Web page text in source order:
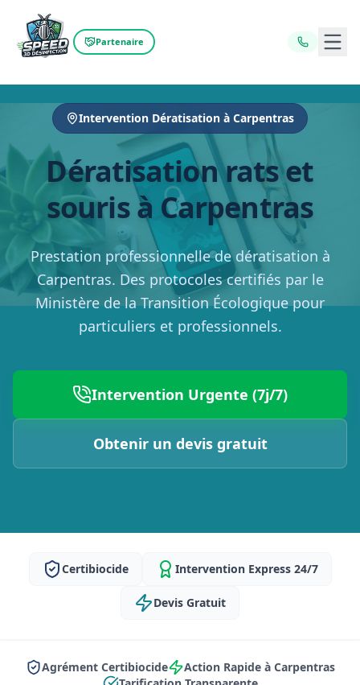
Partenaire
Intervention Dératisation à Carpentras
Dératisation rats et
souris à Carpentras
Prestation professionnelle de dératisation à
Carpentras. Des protocoles certifiés par le
Ministère de la Transition Écologique pour
particuliers et professionnels.
Intervention Urgente (7j/7)
Obtenir un devis gratuit
Certibiocide Intervention Express 24/7
Devis Gratuit
Agrément Certibiocide
Action Rapide à Carpentras